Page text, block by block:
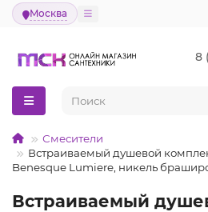
Москва
8
Смесители
Встраиваемый душевой
Benesque Lumiere, никель
Встраиваемый